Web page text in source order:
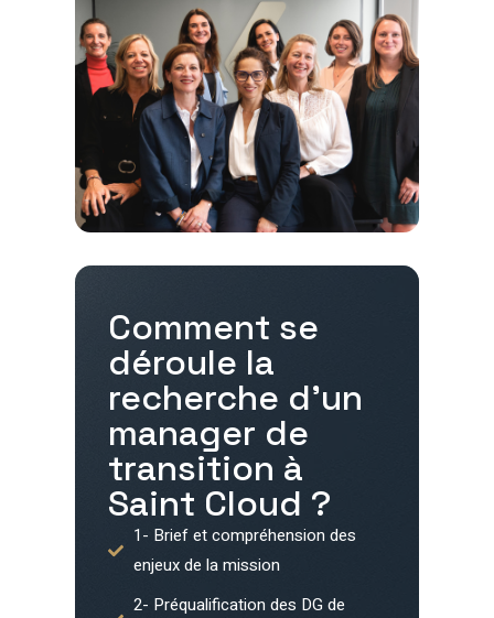
Comment se
déroule la
recherche d'un
manager de
transition à
Saint Cloud ?
1- Brief et compréhension des
enjeux de la mission
2- Préqualification des DG de